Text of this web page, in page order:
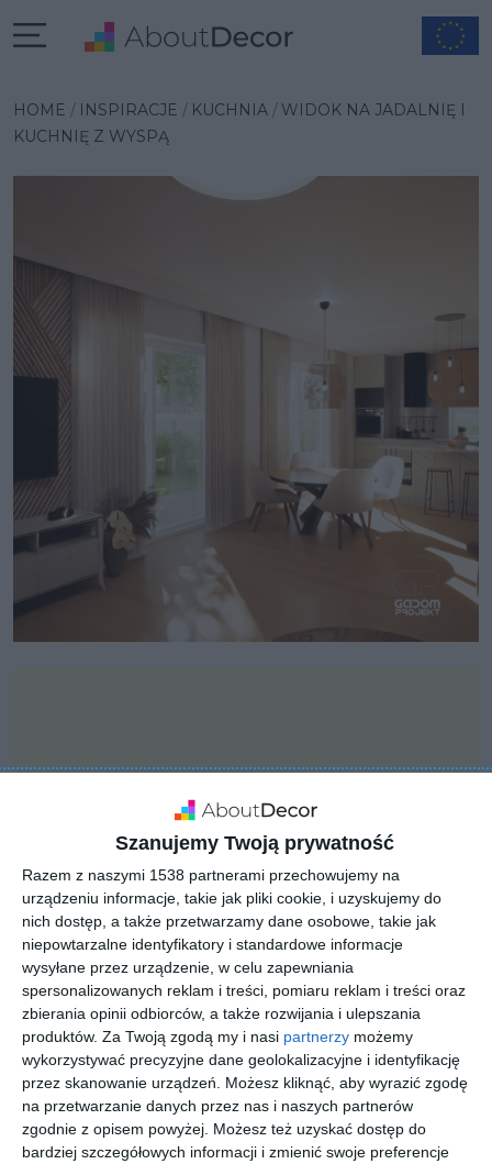
Szanujemy Twoją prywatność
Razem z naszymi 1538 partnerami przechowujemy na
urządzeniu informacje, takie jak pliki cookie, i uzyskujemy do
nich dostęp, a także przetwarzamy dane osobowe, takie jak
niepowtarzalne identyfikatory i standardowe informacje
wysyłane przez urządzenie, w celu zapewniania
spersonalizowanych reklam i treści, pomiaru reklam i treści oraz
zbierania opinii odbiorców, a także rozwijania i ulepszania
produktów. Za Twoją zgodą my i nasi partnerzy możemy
wykorzystywać precyzyjne dane geolokalizacyjne i identyfikację
przez skanowanie urządzeń. Możesz kliknąć, aby wyrazić zgodę
na przetwarzanie danych przez nas i naszych partnerów
zgodnie z opisem powyżej. Możesz też uzyskać dostęp do
bardziej szczegółowych informacji i zmienić swoje preferencje
HOME INSPIRACJE KUCHNIA
WIDOK NA JADALNIĘ I
KUCHNIĘ Z WYSPĄ
INSPIRACJA
Widok na jadalnię i
kuchnię z wyspą
Aranżacja widoku na jadalnię i kuchnię z wyspą.